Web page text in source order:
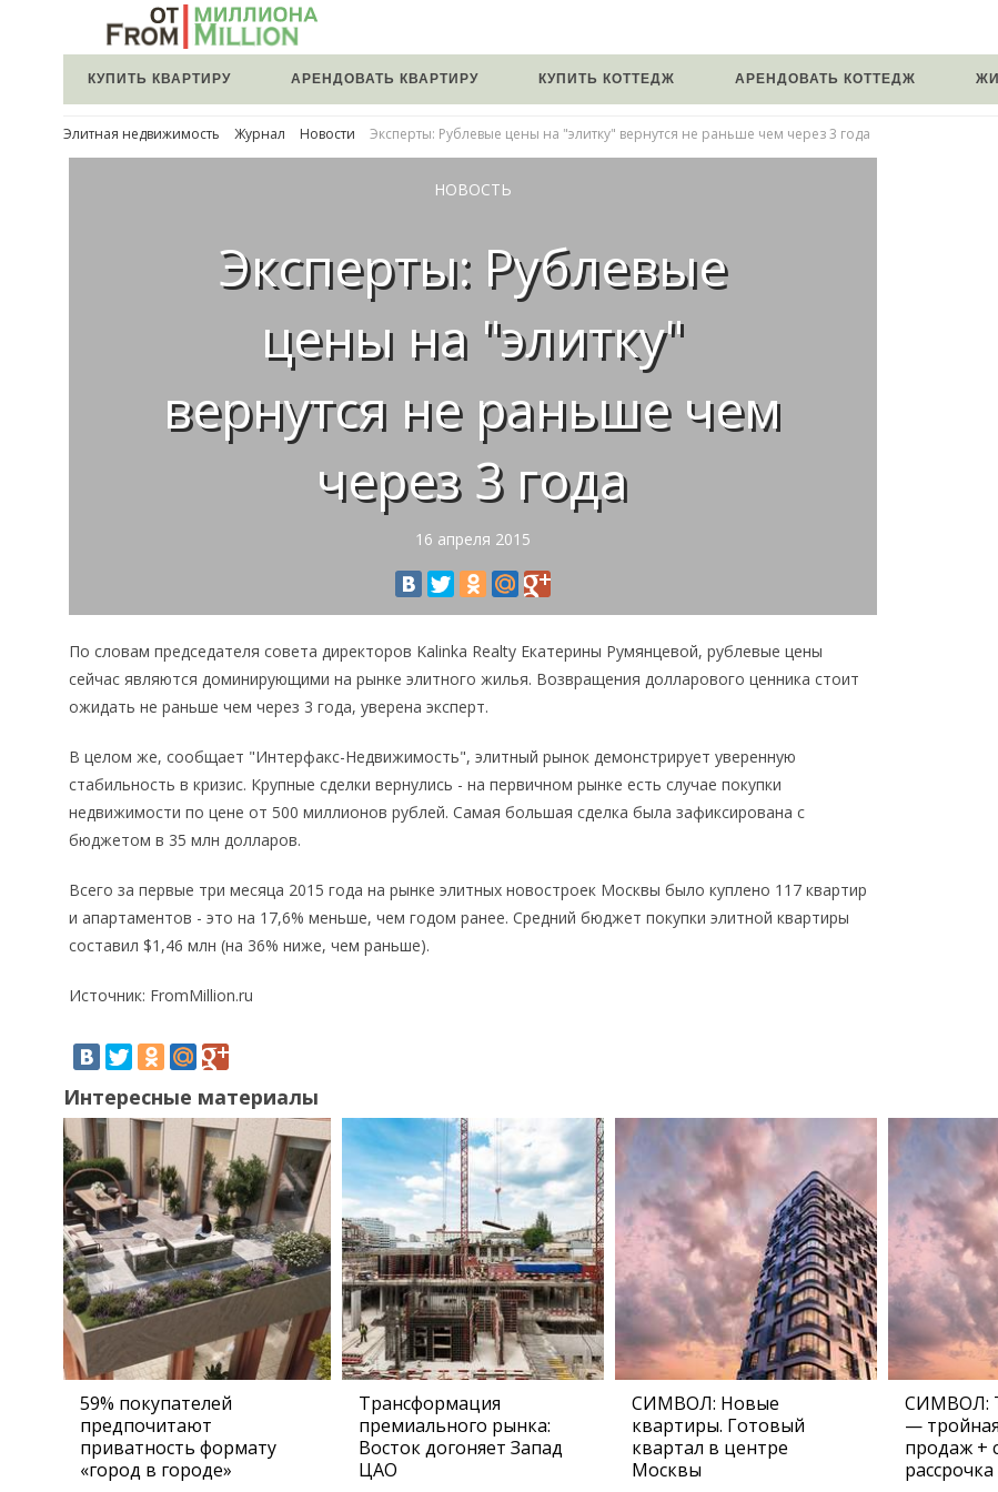
КУПИТЬ КВАРТИРУ АРЕНДОВАТЬ КВАРТИРУ КУПИТЬ КОТТЕДЖ АРЕНДОВАТЬ КОТТЕДЖ
Элитная недвижимость Журнал Новости Эксперты: Рублевые цены на "элитку" вернутся не раньше чем через 3 года
НОВОСТЬ
Эксперты: Рублевые
цены на "элитку"
вернутся не раньше чем
через 3 года
16 апреля 2015
По словам председателя совета директоров Kalinka Realty Екатерины Румянцевой, рублевые цены
сейчас являются доминирующими на рынке элитного жилья. Возвращения долларового ценника стоит
ожидать не раньше чем через 3 года, уверена эксперт.
В целом же, сообщает "Интерфакс-Недвижимость", элитный рынок демонстрирует уверенную
стабильность в кризис. Крупные сделки вернулись - на первичном рынке есть случае покупки
недвижимости по цене от 500 миллионов рублей. Самая большая сделка была зафиксирована с
бюджетом в 35 млн долларов.
Всего за первые три месяца 2015 года на рынке элитных новостроек Москвы было куплено 117 квартир
и апартаментов - это на 17,6% меньше, чем годом ранее. Средний бюджет покупки элитной квартиры
составил $1,46 млн (на 36% ниже, чем раньше).
Источник: FromMillion.ru
Интересные материалы
59% покупателей
предпочитают
приватность формату
«город в городе»
Трансформация
премиального рынка:
Восток догоняет Запад
ЦАО
СИМВОЛ: Новые
квартиры. Готовый
квартал в центре
Москвы
СИМВОЛ:
—
продаж +
рассрочка